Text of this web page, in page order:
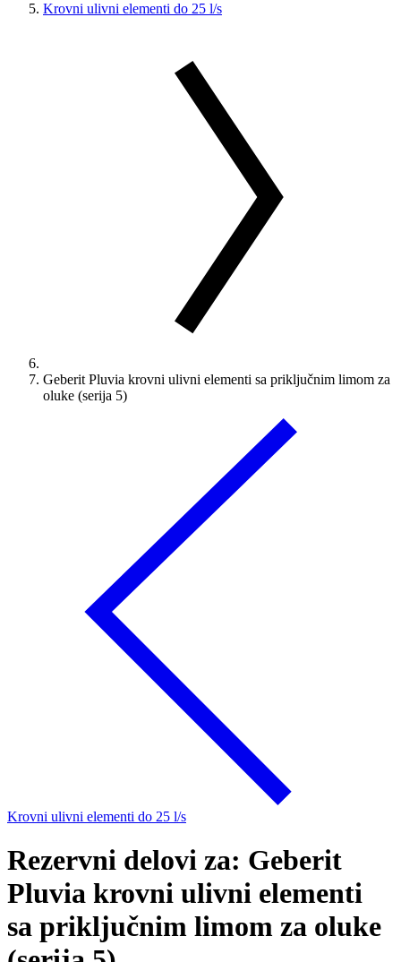
Krovni ulivni elementi do 25 l/s
Geberit Pluvia krovni ulivni elementi sa priključnim limom za
oluke (serija 5)
Krovni ulivni elementi do 25 l/s
Rezervni delovi za: Geberit
Pluvia krovni ulivni elementi
sa priključnim limom za oluke